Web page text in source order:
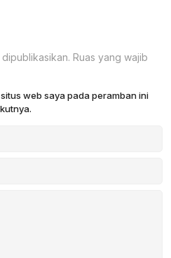
Ruas yang wajib
web saya pada peramban ini